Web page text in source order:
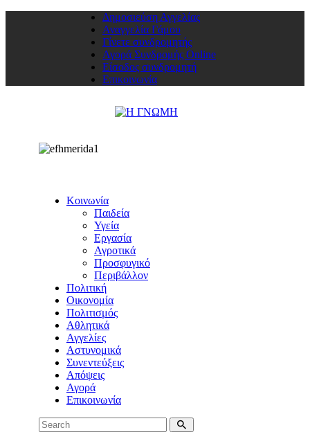
Δημοσιεύση Αγγελίας
Αναγγελία Γάμου
Γίνετε συνδρομητής
Αγορά Συνδρομής Online
Είσοδος συνδρομητή
Επικοινωνία
Κοινωνία
Παιδεία
Υγεία
Εργασία
Αγροτικά
Προσφυγικό
Περιβάλλον
Πολιτική
Οικονομία
Πολιτισμός
Αθλητικά
Αγγελίες
Αστυνομικά
Συνεντεύξεις
Απόψεις
Αγορά
Επικοινωνία